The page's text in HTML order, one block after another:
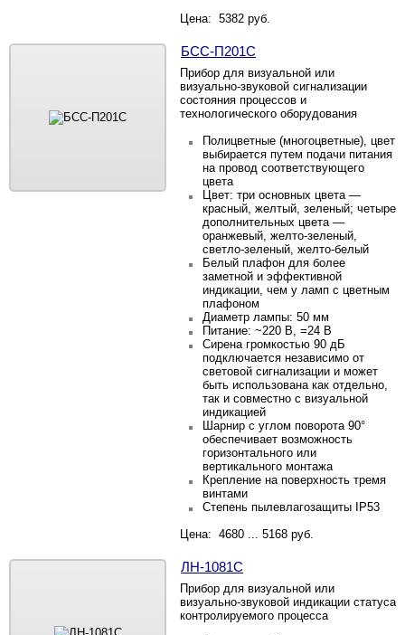
Цена: 5382 руб.
БСС-П201С
Прибор для визуальной или
визуально-звуковой сигнализации
состояния процессов и
технологического оборудования
Полицветные (многоцветные), цвет
выбирается путем подачи питания
на провод соответствующего
цвета
Цвет: три основных цвета —
красный, желтый, зеленый; четыре
дополнительных цвета —
оранжевый, желто-зеленый,
светло-зеленый, желто-белый
Белый плафон для более
заметной и эффективной
индикации, чем у ламп с цветным
плафоном
Диаметр лампы: 50 мм
Питание: ~220 В, =24 B
Сирена громкостью 90 дБ
подключается независимо от
световой сигнализации и может
быть использована как отдельно,
так и совместно с визуальной
индикацией
Шарнир с углом поворота 90°
обеспечивает возможность
горизонтального или
вертикального монтажа
Крепление на поверхность тремя
винтами
Степень пылевлагозащиты IP53
Цена: 4680 ... 5168 руб.
ЛН-1081С
Прибор для визуальной или
визуально-звуковой индикации статуса
контролируемого процесса